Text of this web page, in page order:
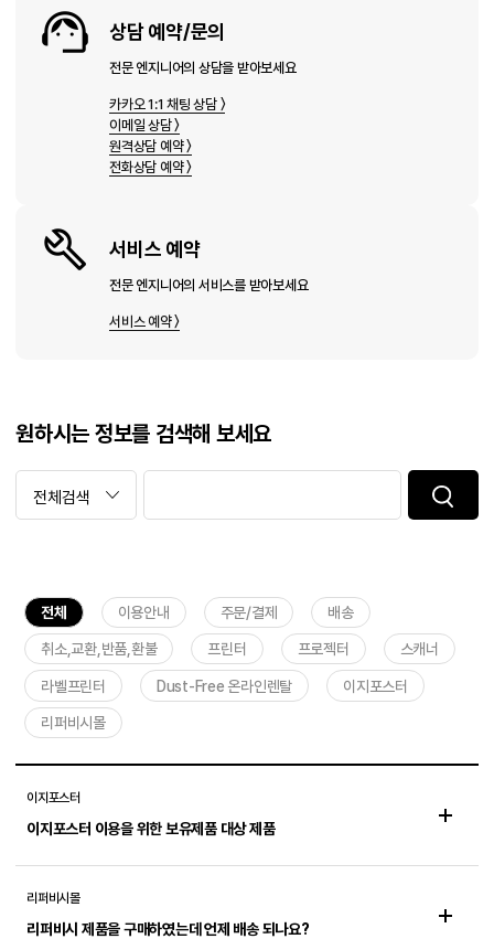
상담 예약/문의
전문 엔지니어의 상담을 받아보세요
카카오 1:1 채팅 상담 〉
이메일 상담 〉
원격상담 예약 〉
전화상담 예약 〉
서비스 예약
전문 엔지니어의 서비스를 받아보세요
서비스 예약 〉
원하시는 정보를 검색해 보세요
전체 이용안내 주문/결제 배송
취소,교환,반품,환불 프린터 프로젝터 스캐너
라벨프린터 Dust-Free 온라인렌탈 이지포스터
리퍼비시몰
이지포스터
이지포스터 이용을 위한 보유제품 대상 제품
리퍼비시몰
리퍼비시 제품을 구매하였는데 언제 배송 되나요?